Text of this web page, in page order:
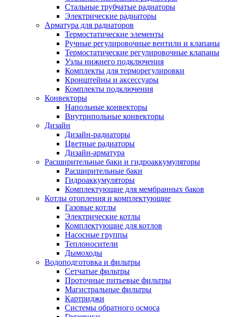
Стальные трубчатые радиаторы
Электрические радиаторы
Арматура для радиаторов
Термостатические элементы
Ручные регулировочные вентили и клапаны
Термостатические регулировочные клапаны
Узлы нижнего подключения
Комплекты для терморегулировки
Кронштейны и аксессуары
Комплекты подключения
Конвекторы
Напольные конвекторы
Внутрипольные конвекторы
Дизайн
Дизайн-радиаторы
Цветные радиаторы
Дизайн-арматура
Расширительные баки и гидроаккумуляторы
Расширительные баки
Гидроаккумуляторы
Комплектующие для мембранных баков
Котлы отопления и комплектующие
Газовые котлы
Электрические котлы
Комплектующие для котлов
Насосные группы
Теплоносители
Дымоходы
Водоподготовка и фильтры
Сетчатые фильтры
Проточные питьевые фильтры
Магистральные фильтры
Картриджи
Системы обратного осмоса